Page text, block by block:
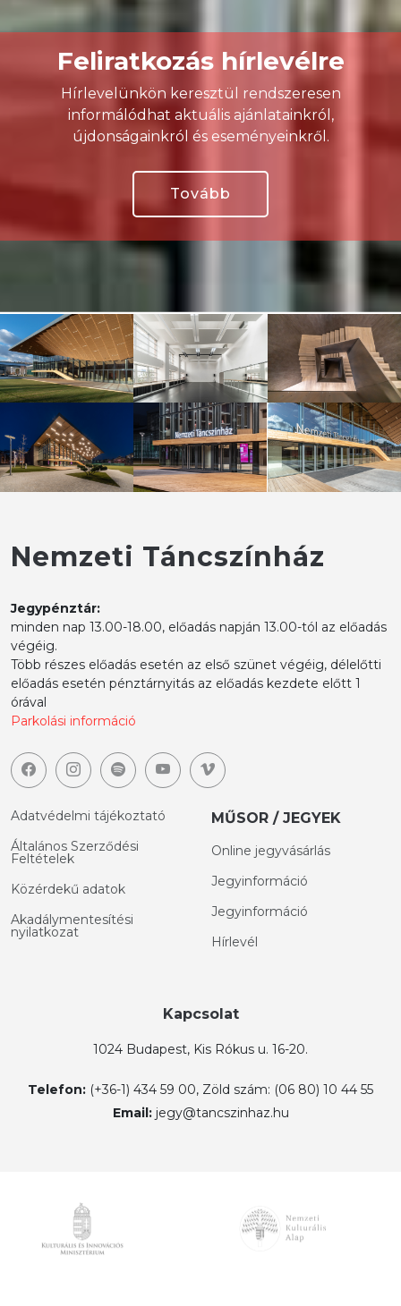
Feliratkozás hírlevélre
Hírlevelünkön keresztül rendszeresen
informálódhat aktuális ajánlatainkról,
újdonságainkról és eseményeinkről.
Tovább
Nemzeti Táncszínház
Jegypénztár:
minden nap 13.00-18.00, előadás napján 13.00-tól az előadás
végéig.
Több részes előadás esetén az első szünet végéig, délelőtti
előadás esetén pénztárnyitás az előadás kezdete előtt 1
órával
Parkolási információ
Adatvédelmi tájékoztató
Általános Szerződési
Feltételek
Közérdekű adatok
Akadálymentesítési
nyilatkozat
MŰSOR / JEGYEK
Online jegyvásárlás
Jegyinformáció
Jegyinformáció
Hírlevél
Kapcsolat
1024 Budapest, Kis Rókus u. 16-20.
Telefon: (+36-1) 434 59 00, Zöld szám: (06 80) 10 44 55
Email: jegy@tancszinhaz.hu